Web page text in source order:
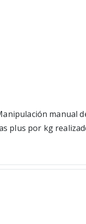
i la igualtat
ferm per la
pla formatiu,
manual
plus por kg